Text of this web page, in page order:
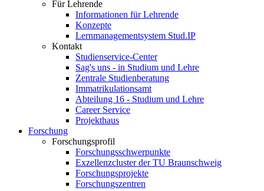
Für Lehrende
Informationen für Lehrende
Konzepte
Lernmanagementsystem Stud.IP
Kontakt
Studienservice-Center
Sag's uns - in Studium und Lehre
Zentrale Studienberatung
Immatrikulationsamt
Abteilung 16 - Studium und Lehre
Career Service
Projekthaus
Forschung
Forschungsprofil
Forschungsschwerpunkte
Exzellenzcluster der TU Braunschweig
Forschungsprojekte
Forschungszentren